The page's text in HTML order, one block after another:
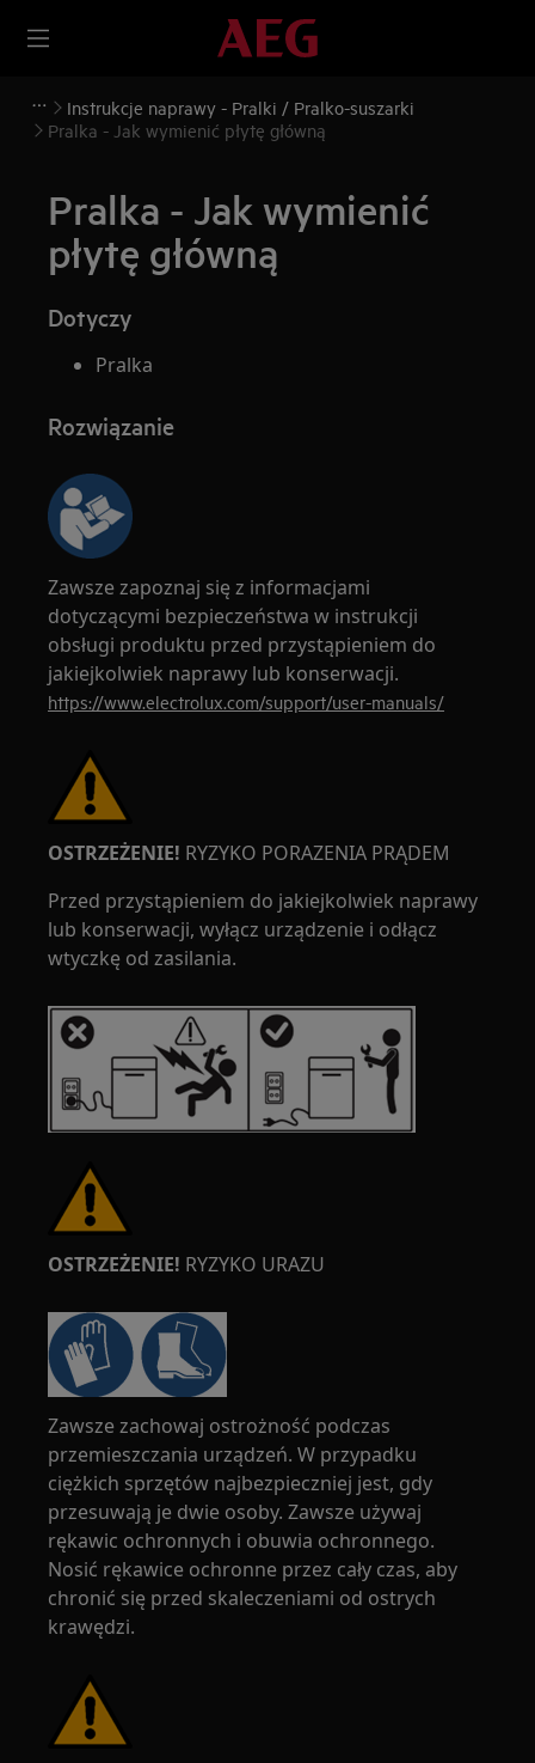
Instrukcje naprawy - Pralki / Pralko-suszarki
Pralka - Jak wymienić płytę główną
Pralka - Jak wymienić
płytę główną
Dotyczy
Pralka
Rozwiązanie
Zawsze zapoznaj się z informacjami
dotyczącymi bezpieczeństwa w instrukcji
obsługi produktu przed przystąpieniem do
jakiejkolwiek naprawy lub konserwacji.
https://www.electrolux.com/support/user-manuals/
OSTRZEŻENIE! RYZYKO PORAZENIA PRĄDEM
Przed przystąpieniem do jakiejkolwiek naprawy
lub konserwacji, wyłącz urządzenie i odłącz
wtyczkę od zasilania.
OSTRZEŻENIE! RYZYKO URAZU
Zawsze zachowaj ostrożność podczas
przemieszczania urządzeń. W przypadku
ciężkich sprzętów najbezpieczniej jest, gdy
przesuwają je dwie osoby. Zawsze używaj
rękawic ochronnych i obuwia ochronnego.
Nosić rękawice ochronne przez cały czas, aby
chronić się przed skaleczeniami od ostrych
krawędzi.